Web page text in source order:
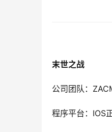
末世之战
公司团队：
程序平台：IOS